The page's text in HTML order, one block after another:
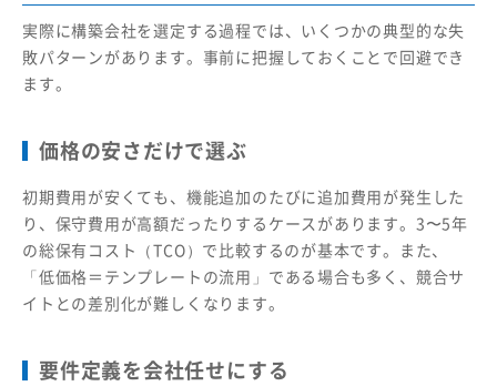
実際に構築会社を選定する過程では、いくつかの典型的な失
敗パターンがあります。事前に把握しておくことで回避でき
ます。
価格の安さだけで選ぶ
初期費用が安くても、機能追加のたびに追加費用が発生した
り、保守費用が高額だったりするケースがあります。3〜5年
の総保有コスト（TCO）で比較するのが基本です。また、
「低価格＝テンプレートの流用」である場合も多く、競合サ
イトとの差別化が難しくなります。
要件定義を会社任せにする